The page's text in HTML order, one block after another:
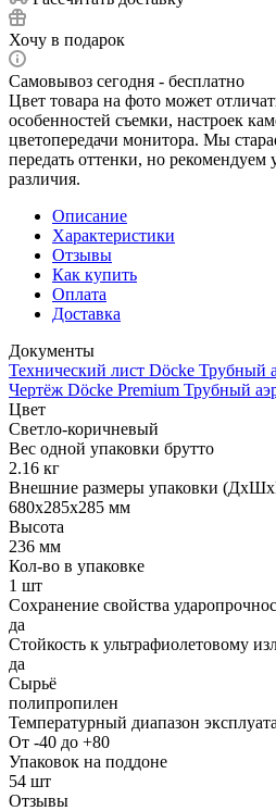
Хочу в подарок
Самовывоз сегодня - бесплатно
Цвет товара на фото может
особенностей съемки, настроек
цветопередачи монитора. Мы
передать оттенки, но
различия.
Описание
Характеристики
Отзывы
Как купить
Оплата
Доставка
Документы
Технический лист Döcke Трубный
Чертёж Döcke Premium Трубный
Цвет
Светло-коричневый
Вес одной упаковки брутто
2.16 кг
Внешние размеры упаковки
680х285х285 мм
Высота
236 мм
Кол-во в упаковке
1 шт
Сохранение свойства
да
Стойкость к ультрафиолетовому
да
Сырьё
полипропилен
Температурный диапазон
От -40 до +80
Упаковок на поддоне
54 шт
Отзывы